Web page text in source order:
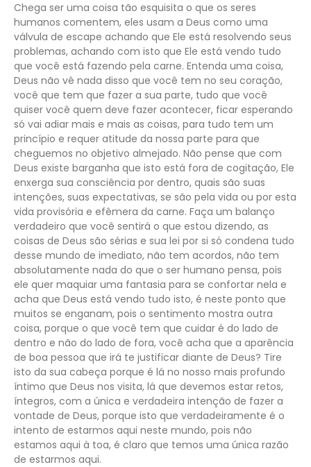
Chega ser uma coisa tão esquisita o que os seres
humanos comentem, eles usam a Deus como uma
válvula de escape achando que Ele está resolvendo seus
problemas, achando com isto que Ele está vendo tudo
que você está fazendo pela carne. Entenda uma coisa,
Deus não vê nada disso que você tem no seu coração,
você que tem que fazer a sua parte, tudo que você
quiser você quem deve fazer acontecer, ficar esperando
só vai adiar mais e mais as coisas, para tudo tem um
princípio e requer atitude da nossa parte para que
cheguemos no objetivo almejado. Não pense que com
Deus existe barganha que isto está fora de cogitação, Ele
enxerga sua consciência por dentro, quais são suas
intenções, suas expectativas, se são pela vida ou por esta
vida provisória e efêmera da carne. Faça um balanço
verdadeiro que você sentirá o que estou dizendo, as
coisas de Deus são sérias e sua lei por si só condena tudo
desse mundo de imediato, não tem acordos, não tem
absolutamente nada do que o ser humano pensa, pois
ele quer maquiar uma fantasia para se confortar nela e
acha que Deus está vendo tudo isto, é neste ponto que
muitos se enganam, pois o sentimento mostra outra
coisa, porque o que você tem que cuidar é do lado de
dentro e não do lado de fora, você acha que a aparência
de boa pessoa que irá te justificar diante de Deus? Tire
isto da sua cabeça porque é lá no nosso mais profundo
íntimo que Deus nos visita, lá que devemos estar retos,
íntegros, com a única e verdadeira intenção de fazer a
vontade de Deus, porque isto que verdadeiramente é o
intento de estarmos aqui neste mundo, pois não
estamos aqui à toa, é claro que temos uma única razão
de estarmos aqui.